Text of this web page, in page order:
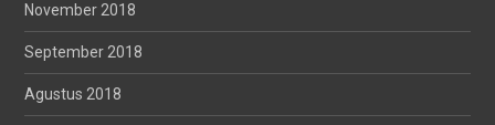
November 2018
September 2018
Agustus 2018